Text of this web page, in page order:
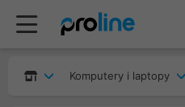
Komputery i laptopy